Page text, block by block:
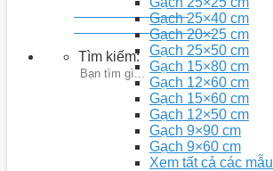
Youtobe: Nhà 5D
Kênh chia sẻ video kiến thức
Tìm kiếm:
Gạch 25×40 cm
Gạch 20×25 cm
Gạch 25×50 cm
Gạch 15×80 cm
Gạch 12×60 cm
Gạch 15×60 cm
Gạch 12×50 cm
Gạch 9×90 cm
Gạch 9×60 cm
Xem tất cả các mẫu